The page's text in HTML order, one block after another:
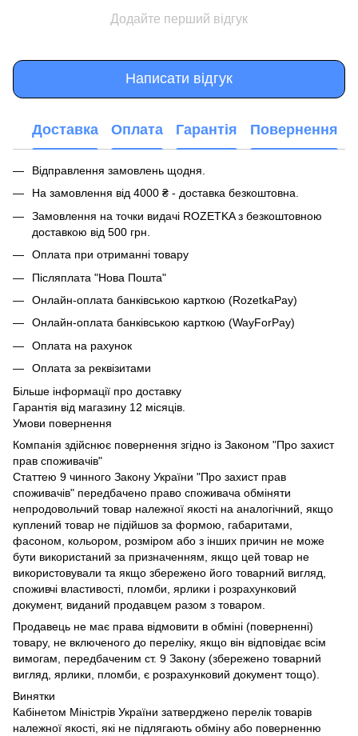
Додайте перший відгук
Написати відгук
Доставка Оплата Гарантія Повернення
Відправлення замовлень щодня.
На замовлення від 4000 ₴ - доставка безкоштовна.
Замовлення на точки видачі ROZETKA з безкоштовною
доставкою від 500 грн.
Оплата при отриманні товару
Післяплата "Нова Пошта"
Онлайн-оплата банківською карткою (RozetkaPay)
Онлайн-оплата банківською карткою (WayForPay)
Оплата на рахунок
Оплата за реквізитами
Більше інформації про доставку
Гарантія від магазину 12 місяців.
Умови повернення
Компанія здійснює повернення згідно із Законом "Про захист
прав споживачів"
Статтею 9 чинного Закону України "Про захист прав
споживачів" передбачено право споживача обміняти
непродовольчий товар належної якості на аналогічний, якщо
куплений товар не підійшов за формою, габаритами,
фасоном, кольором, розміром або з інших причин не може
бути використаний за призначенням, якщо цей товар не
використовували та якщо збережено його товарний вигляд,
споживчі властивості, пломби, ярлики і розрахунковий
документ, виданий продавцем разом з товаром.
Продавець не має права відмовити в обміні (поверненні)
товару, не включеного до переліку, якщо він відповідає всім
вимогам, передбаченим ст. 9 Закону (збережено товарний
вигляд, ярлики, пломби, є розрахунковий документ тощо).
Винятки
Кабінетом Міністрів України затверджено перелік товарів
належної якості, які не підлягають обміну або поверненню